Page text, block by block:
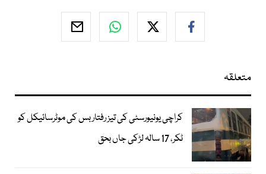
متعلقہ
کراچی یونیورسٹی کی تیز رفتار بس کی موٹرسائیکل کو
ٹکر، 17 سالہ لڑکی جاں بحق